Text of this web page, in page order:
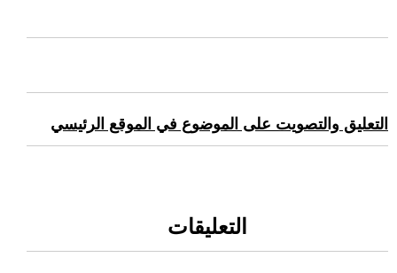
التعليق والتصويت على الموضوع في الموقع الرئيسي
التعليقات